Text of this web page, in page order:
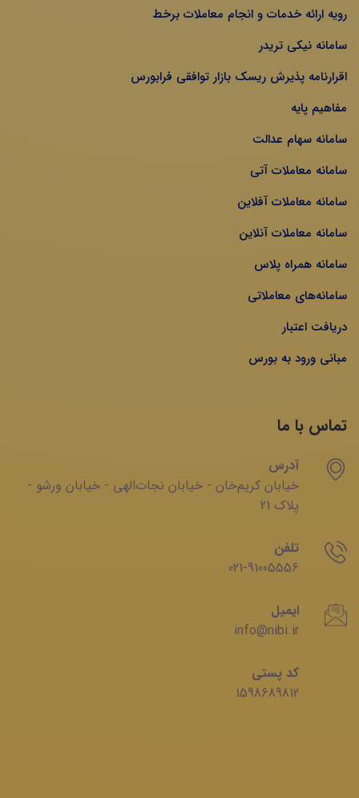
رویه ارائه خدمات و انجام معاملات برخط
سامانه نیکی تریدر
اقرارنامه پذیرش ریسک بازار توافقی فرابورس
مفاهیم پایه
سامانه سهام عدالت
سامانه معاملات آتی
سامانه معاملات آفلاین
سامانه معاملات آنلاین
سامانه همراه پلاس
سامانه‌های معاملاتی
دریافت اعتبار
مبانی ورود به بورس
تماس با ما
آدرس
خیابان‌ کریم‌‌خان - خیابان ‌نجات‌الهی - خیابان ‌ورشو -
پلاک 21
تلفن
021-91005556
ایمیل
info@nibi.ir
کد پستی
1598689812